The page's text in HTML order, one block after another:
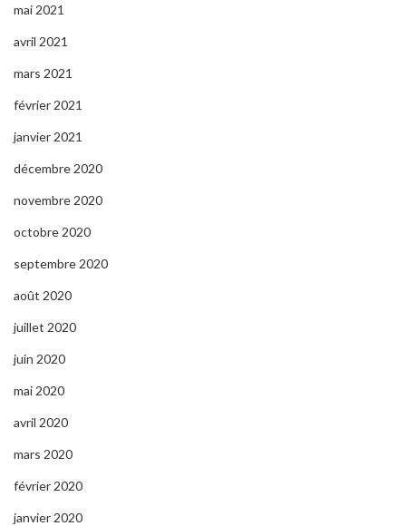
mai 2021
avril 2021
mars 2021
février 2021
janvier 2021
décembre 2020
novembre 2020
octobre 2020
septembre 2020
août 2020
juillet 2020
juin 2020
mai 2020
avril 2020
mars 2020
février 2020
janvier 2020